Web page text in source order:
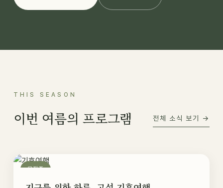
THIS SEASON
이번 여름의 프로그램 전체 소식 보기 →
모집중